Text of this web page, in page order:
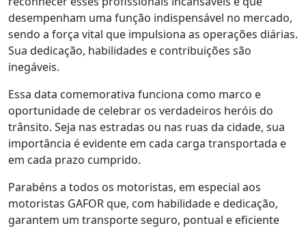
desempenham uma função indispensável no mercado,
sendo a força vital que impulsiona as operações diárias.
Sua dedicação, habilidades e contribuições são
inegáveis.
Essa data comemorativa funciona como marco e
oportunidade de celebrar os verdadeiros heróis do
trânsito. Seja nas estradas ou nas ruas da cidade, sua
importância é evidente em cada carga transportada e
em cada prazo cumprido.
Parabéns a todos os motoristas, em especial aos
motoristas GAFOR que, com habilidade e dedicação,
garantem um transporte seguro, pontual e eficiente